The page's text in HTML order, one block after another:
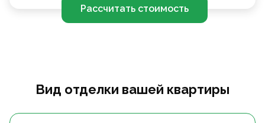
Рассчитать стоимость
Вид отделки вашей квартиры